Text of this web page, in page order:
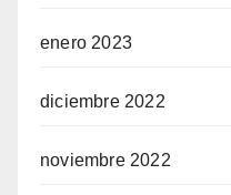
enero 2023
diciembre 2022
noviembre 2022